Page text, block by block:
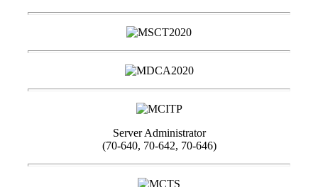
Server Administrator
(70-640, 70-642, 70-646)